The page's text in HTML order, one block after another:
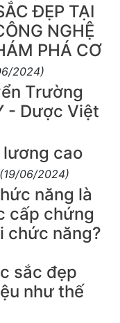
ĐẸP TẠI
NGHỆ
PHÁ CƠ
2024)
Trường
- Dược Việt
cao
(19/06/2024)
năng là
cấp chứng
chức năng?
sắc đẹp
như thế